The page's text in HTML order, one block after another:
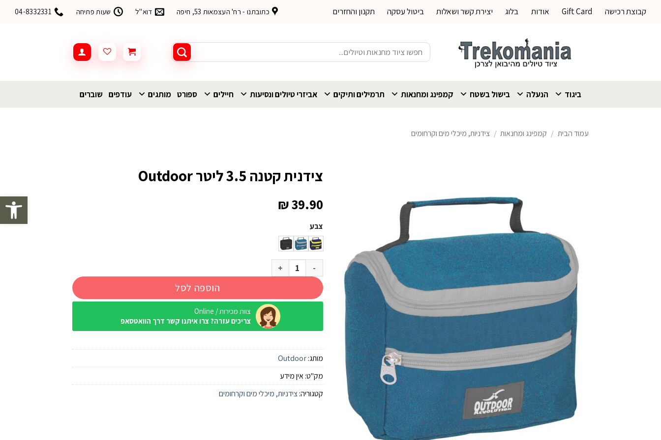
פתח
קבוצת רכישה Gift Card אודות בלוג יצירת קשר ושאלות ביטול עסקה תקנון והחזרים כתובתנו - רח' העצמאות 53, חיפה דוא"ל שעות פתיחה 04-8332331
חיפוש
עבור:
ביגוד הנעלה בישול בשטח קמפינג ומחנאות תרמילים ותיקים אביזרי טיולים ונסיעות חיילים ספורט מותגים עודפים שוברים
עמוד הבית / קמפינג ומחנאות / צידניות, מיכלי מים וקרחומים
צידנית קטנה 3.5 ליטר Outdoor
₪39.90
צבע
כמות של צידנית קטנה 3.5 ליטר Outdoor
הוספה לסל
צוות מכירות / Online
צריכים עזרה? צרו איתנו קשר דרך הוואטסאפ
מותג:Outdoor
מק"ט:אין מידע
קטגוריה:צידניות, מיכלי מים וקרחומים